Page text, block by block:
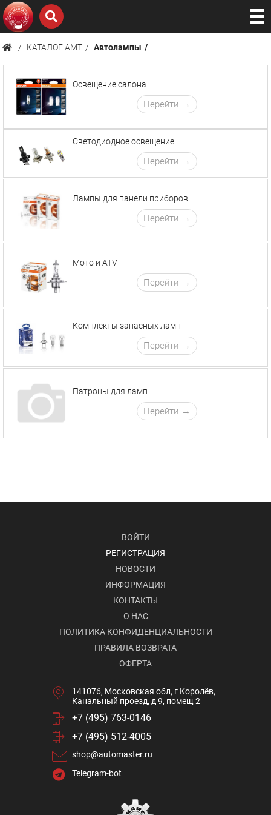
КАТАЛОГ AMТ Автолампы
Освещение салона
Перейти
Светодиодное освещение
Перейти
Лампы для панели приборов
Перейти
Мото и ATV
Перейти
Комплекты запасных ламп
Перейти
Патроны для ламп
Перейти
ВОЙТИ
РЕГИСТРАЦИЯ
НОВОСТИ
ИНФОРМАЦИЯ
КОНТАКТЫ
О НАС
ПОЛИТИКА КОНФИДЕНЦИАЛЬНОСТИ
ПРАВИЛА ВОЗВРАТА
ОФЕРТА
141076, Московская обл, г Королёв,
Канальный проезд, д 9, помещ 2
+7 (495) 763-0146
+7 (495) 512-4005
shop@automaster.ru
Telegram-bot